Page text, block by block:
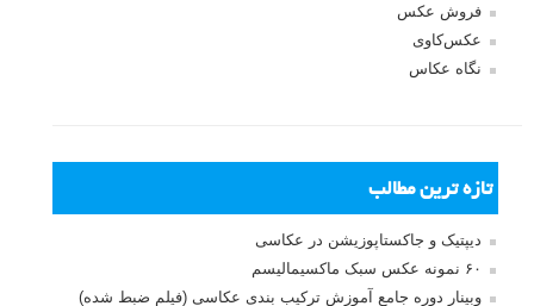
فروش عکس
عکس‌کاوی
نگاه عکاس
تازه ترین مطالب
دیپتیک و جاکستا‌پوزیشن در عکاسی
۶۰ نمونه عکس سبک ماکسیمالیسم
وبینار دوره جامع آموزش ترکیب بندی عکاسی (فیلم ضبط شده)